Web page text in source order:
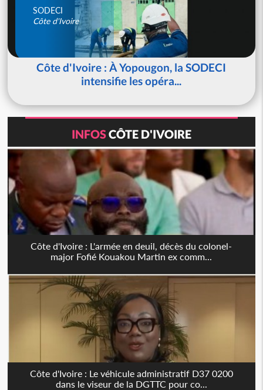
SODECI
Côte d'Ivoire
Côte d'Ivoire : À Yopougon, la SODECI
intensifie les opéra...
INFOSCÔTE D'IVOIRE
Côte d'Ivoire : L'armée en deuil, décès du colonel-
major Fofié Kouakou Martin ex comm...
Côte d'Ivoire : Le véhicule administratif D37 0200
dans le viseur de la DGTTC pour co...